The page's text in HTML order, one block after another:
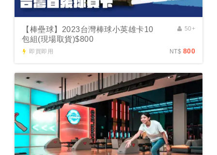
【棒壘球】2023台灣棒球小英雄卡10
包組(現場取貨)$800
即買即用
50+
NT$ 800